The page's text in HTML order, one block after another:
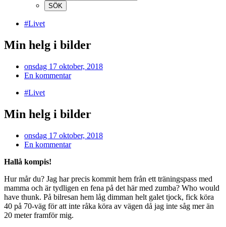
#Livet
Min helg i bilder
onsdag 17 oktober, 2018
En kommentar
#Livet
Min helg i bilder
onsdag 17 oktober, 2018
En kommentar
Hallå kompis!
Hur mår du? Jag har precis kommit hem från ett träningspass med
mamma och är tydligen en fena på det här med zumba? Who would
have thunk. På bilresan hem låg dimman helt galet tjock, fick köra
40 på 70-väg för att inte råka köra av vägen då jag inte såg mer än
20 meter framför mig.